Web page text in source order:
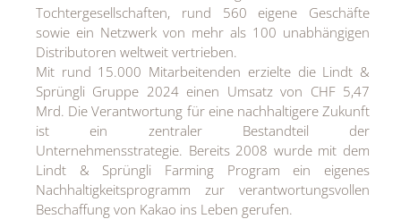
Tochtergesellschaften, rund 560 eigene Geschäfte
sowie ein Netzwerk von mehr als 100 unabhängigen
Distributoren weltweit vertrieben.
Mit rund 15.000 Mitarbeitenden erzielte die Lindt &
Sprüngli Gruppe 2024 einen Umsatz von CHF 5,47
Mrd. Die Verantwortung für eine nachhaltigere Zukunft
ist ein zentraler Bestandteil der
Unternehmensstrategie. Bereits 2008 wurde mit dem
Lindt & Sprüngli Farming Program ein eigenes
Nachhaltigkeitsprogramm zur verantwortungsvollen
Beschaffung von Kakao ins Leben gerufen.